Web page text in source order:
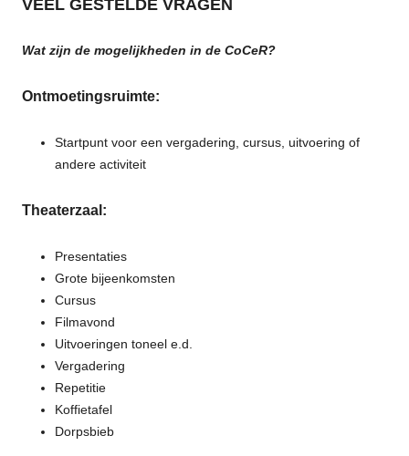
VEEL GESTELDE VRAGEN
Wat zijn de mogelijkheden in de CoCeR?
Ontmoetingsruimte:
Startpunt voor een vergadering, cursus, uitvoering of
andere activiteit
Theaterzaal:
Presentaties
Grote bijeenkomsten
Cursus
Filmavond
Uitvoeringen toneel e.d.
Vergadering
Repetitie
Koffietafel
Dorpsbieb